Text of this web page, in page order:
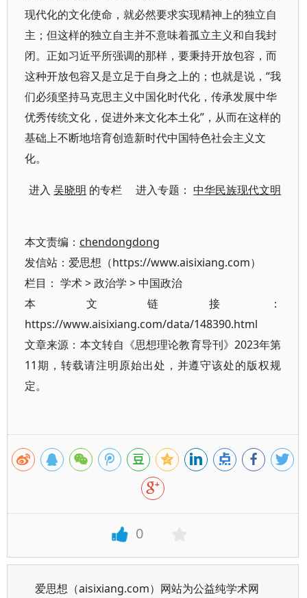
现代化的文化使命，就必然要求实现精神上的独立自
主；但这样的独立自主并不意味着孤立主义和自我封
闭。正如习近平所强调的那样，要秉持开放包容，而
这种开放包容又是立足于自身之上的；也就是说，“我
们必须坚持马克思主义中国化时代化，传承发展中华
优秀传统文化，促进外来文化本土化”，从而在这样的
基础上不断地培育创造新时代中国特色社会主义文
化。
进入吴晓明 的专栏 进入专题：中华民族现代文明
本文责编： chendongdong
发信站：爱思想（https://www.aisixiang.com）
栏目： 学术>政治学 >中国政治
本文链接：
https://www.aisixiang.com/data/148390.html
文章来源：本文转自《思想理论教育导刊》2023年第
11期，转载请注明原始出处，并遵守该处的版权规
定。
0
爱思想（aisixiang.com）网站为公益纯学术网